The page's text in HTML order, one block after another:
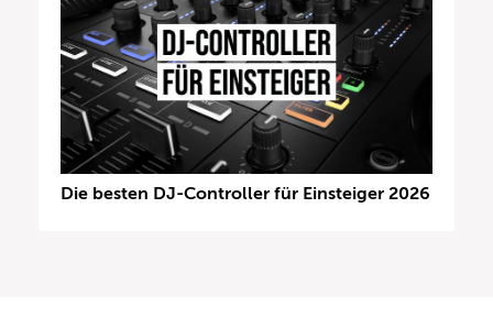
Die besten DJ-Controller für Einsteiger 2026